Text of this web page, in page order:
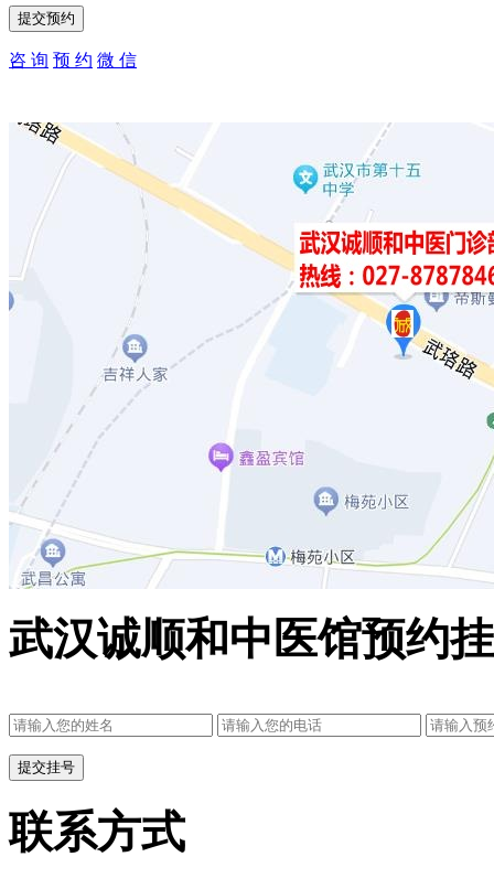
咨 询 预 约 微 信
武汉诚顺和中医馆预约
联系方式